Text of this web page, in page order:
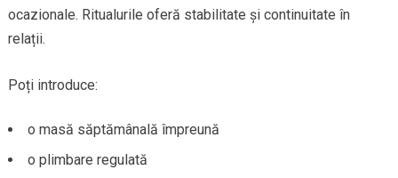
ocazionale. Ritualurile oferă stabilitate și continuitate în
relații.
Poți introduce:
o masă săptămânală împreună
o plimbare regulată